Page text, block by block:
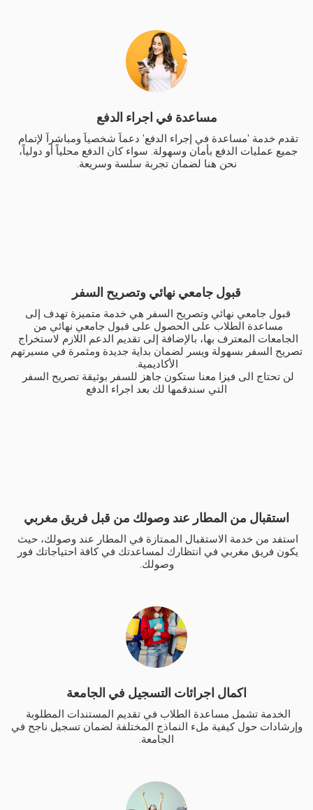
مساعدة في اجراء الدفع
نحن هنا لضمان تجربة سلسة وسريعة.
قبول جامعي نهائي وتصريح السفر
التي سندقمها لك بعد اجراء الدفع
استقبال من المطار عند وصولك من قبل فريق مغربي
وصولك.
اكمال اجرائات التسجيل في الجامعة
الجامعة.